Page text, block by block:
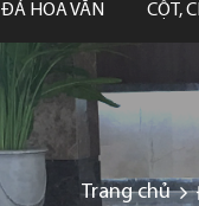
ĐÁ HOA VĂN CỘT,
Trang chủ